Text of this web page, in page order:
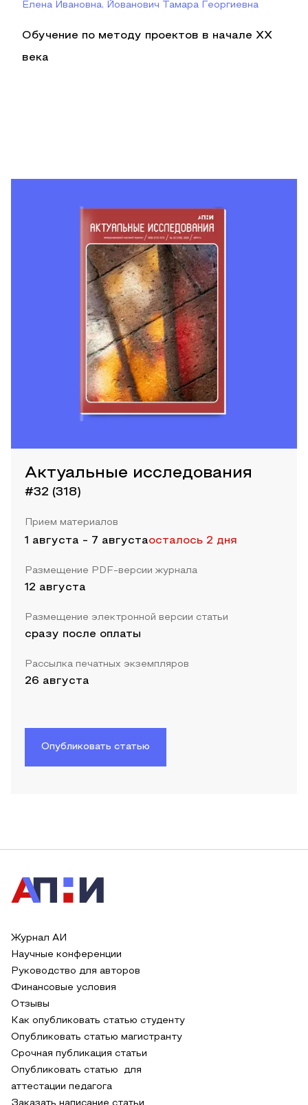
Елена Ивановна, Йованович Тамара Георгиевна
Обучение по методу проектов в начале ХХ
века
Актуальные исследования
#32 (318)
Прием материалов
1 августа - 7 августаосталось 2 дня
Размещение PDF-версии журнала
12 августа
Размещение электронной версии статьи
сразу после оплаты
Рассылка печатных экземпляров
26 августа
Опубликовать статью
Журнал АИ
Научные конференции
Руководство для авторов
Финансовые условия
Отзывы
Как опубликовать статью студенту
Опубликовать статью магистранту
Срочная публикация статьи
Опубликовать статью для
аттестации педагога